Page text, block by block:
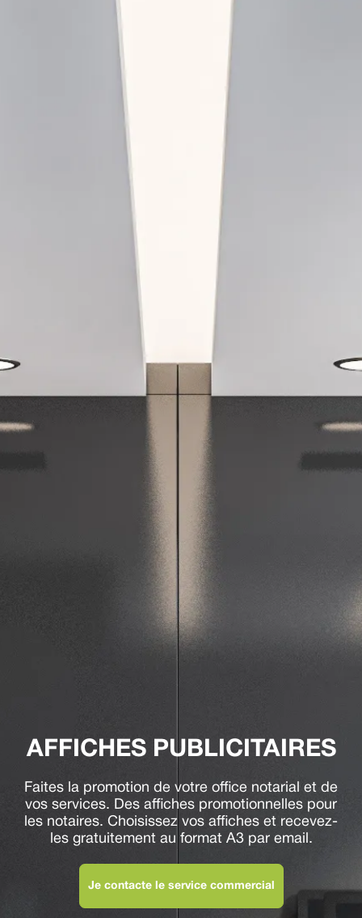
AFFICHES PUBLICITAIRES
Faites la promotion de votre office notarial et de
vos services. Des affiches promotionnelles pour
les notaires. Choisissez vos affiches et recevez-
les gratuitement au format A3 par email.
Je contacte le service commercial